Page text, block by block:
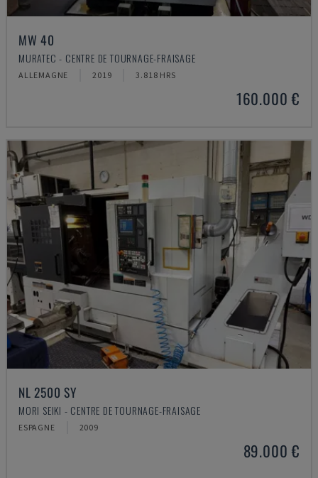
MW 40
MURATEC - CENTRE DE TOURNAGE-FRAISAGE
ALLEMAGNE 2019 3.818 HRS
160.000 €
NL 2500 SY
MORI SEIKI - CENTRE DE TOURNAGE-FRAISAGE
ESPAGNE 2009
89.000 €